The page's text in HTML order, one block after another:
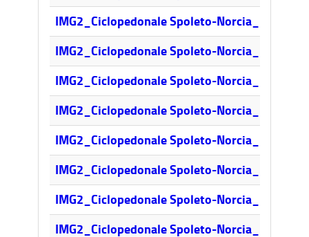
IMG2_Ciclopedonale Spoleto-
IMG2_Ciclopedonale Spoleto-
IMG2_Ciclopedonale Spoleto-
IMG2_Ciclopedonale Spoleto-
IMG2_Ciclopedonale Spoleto-
IMG2_Ciclopedonale Spoleto-
IMG2_Ciclopedonale Spoleto-
IMG2_Ciclopedonale Spoleto-